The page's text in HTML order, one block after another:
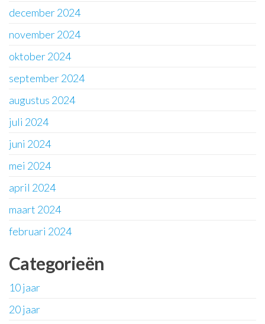
december 2024
november 2024
oktober 2024
september 2024
augustus 2024
juli 2024
juni 2024
mei 2024
april 2024
maart 2024
februari 2024
Categorieën
10 jaar
20 jaar